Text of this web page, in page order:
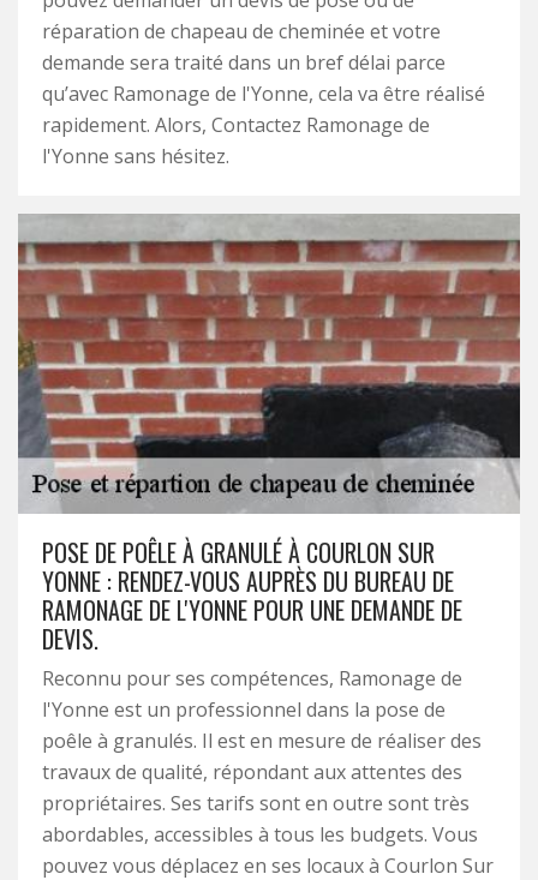
réparation de chapeau de cheminée et votre
demande sera traité dans un bref délai parce
qu’avec Ramonage de l'Yonne, cela va être réalisé
rapidement. Alors, Contactez Ramonage de
l'Yonne sans hésitez.
POSE DE POÊLE À GRANULÉ À COURLON SUR
YONNE : RENDEZ-VOUS AUPRÈS DU BUREAU DE
RAMONAGE DE L'YONNE POUR UNE DEMANDE DE
DEVIS.
Reconnu pour ses compétences, Ramonage de
l'Yonne est un professionnel dans la pose de
poêle à granulés. Il est en mesure de réaliser des
travaux de qualité, répondant aux attentes des
propriétaires. Ses tarifs sont en outre sont très
abordables, accessibles à tous les budgets. Vous
pouvez vous déplacez en ses locaux à Courlon Sur